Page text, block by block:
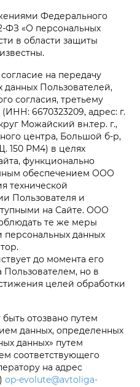
Федерального
ФЗ «О персональных
в области защиты
на передачу
Пользователей,
согласия, третьему
6670323209, адрес: г.
Можайский вн.тер. г.,
центра, Большой б-р,
150 РМ4) в целях
функционально
обеспечением ООО
технической
Пользователя и
на Сайте. ООО
те же меры
персональных данных
до момента его
Пользователем, но в
целей обработки
отозвано путем
данных, определенных
данных» путем
соответствующего
на адрес
op-evolute@avtoliga-